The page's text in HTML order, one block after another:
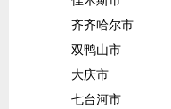
齐齐哈尔市
双鸭山市
大庆市
七台河市